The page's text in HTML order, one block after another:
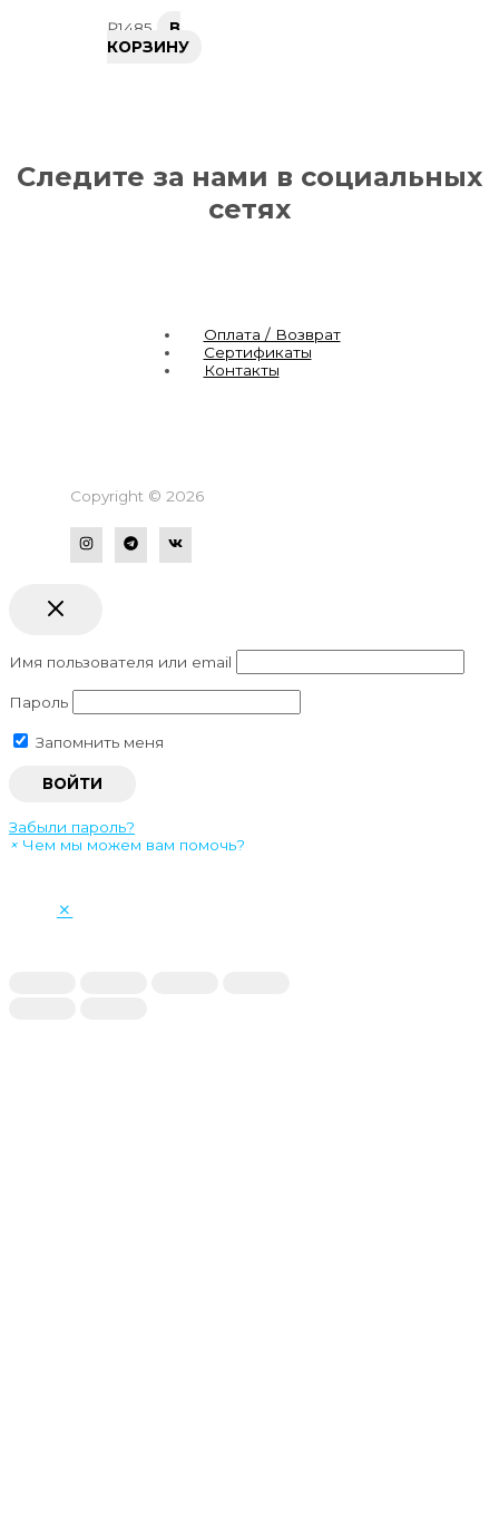
₽1485
В
КОРЗИНУ
Следите за нами в социальных
сетях
Оплата / Возврат
Сертификаты
Контакты
Copyright © 2026
Имя пользователя или email
Пароль
Запомнить меня
Забыли пароль?
× Чем мы можем вам помочь?